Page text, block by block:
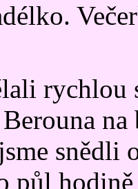
na
snědli
půl